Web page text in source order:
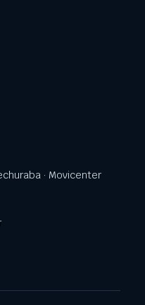
· Movicenter